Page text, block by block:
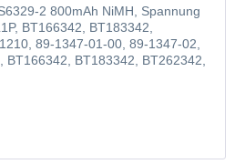
2 800mAh NiMH, Spannung
BT166342, BT183342,
89-1347-01-00, 89-1347-02,
BT183342, BT262342,